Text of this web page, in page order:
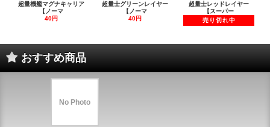
超量機艦マグナキャリア
【ノーマ
40円
超量士グリーンレイヤー
【ノーマ
40円
超量士レッドレイヤー
【スーパー
売り切れ中
おすすめ商品
No Photo